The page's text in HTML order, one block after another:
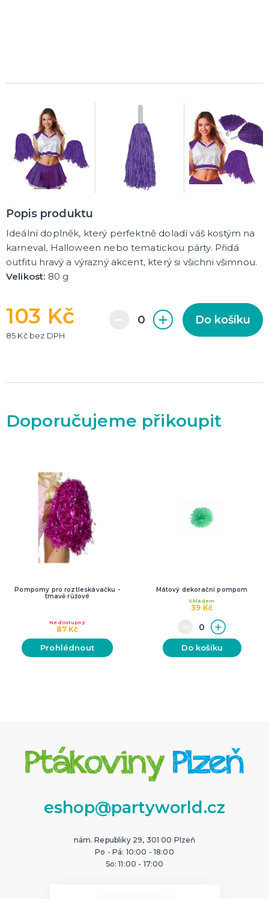
Nové kostýmy a doplňky
Popis produktu
Ideální doplněk, který perfektně doladí váš kostým na
karneval, Halloween nebo tematickou párty. Přidá
outfitu hravý a výrazný akcent, který si všichni všimnou.
Velikost: 80 g
103 Kč
85 Kč bez DPH
Do košíku
Doporučujeme přikoupit
Pompomy pro roztleskávačku -
tmavě růžové
87 Kč
Nedostupný
Prohlédnout
Mátový dekorační pompom
39 Kč
Skladem
Do košíku
eshop@partyworld.cz
nám. Republiky 29, 301 00 Plzeň
Po - Pá: 10:00 - 18:00
So: 11:00 - 17:00